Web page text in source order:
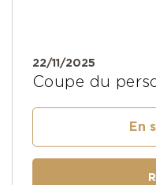
22/11/2025
Coupe du
En